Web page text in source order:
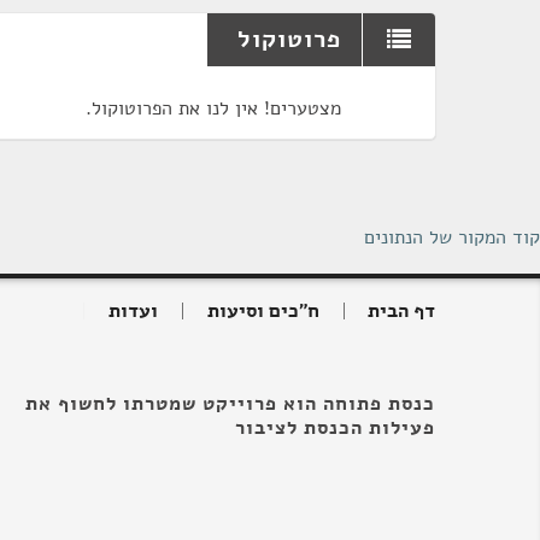
פרוטוקול
מצטערים! אין לנו את הפרוטוקול.
קוד המקור של הנתונים
דף הבית ח"כים וסיעות ועדות
כנסת פתוחה הוא פרוייקט שמטרתו לחשוף את
פעילות הכנסת לציבור